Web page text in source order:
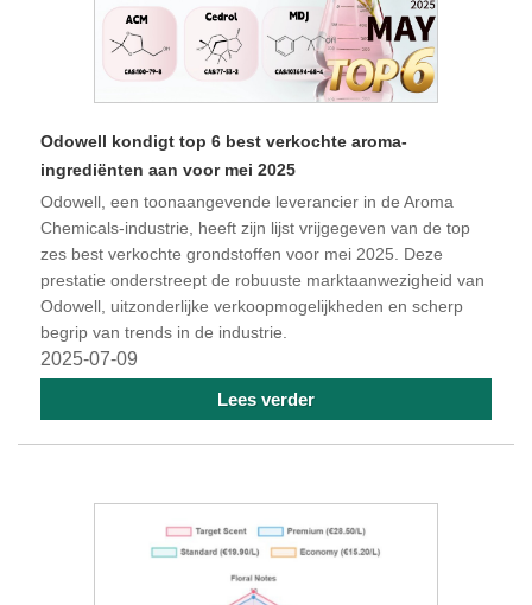
Odowell kondigt top 6 best verkochte aroma-
ingrediënten aan voor mei 2025
Odowell, een toonaangevende leverancier in de Aroma
Chemicals-industrie, heeft zijn lijst vrijgegeven van de top
zes best verkochte grondstoffen voor mei 2025. Deze
prestatie onderstreept de robuuste marktaanwezigheid van
Odowell, uitzonderlijke verkoopmogelijkheden en scherp
begrip van trends in de industrie.
2025-07-09
Lees verder